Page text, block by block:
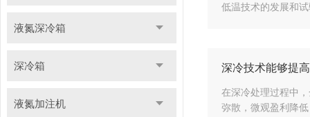
液氮深冷箱
深冷箱
液氮加注机
低温技术的发展和
深冷技术能够提
在深冷处理过程中
弥散，微观盈利降